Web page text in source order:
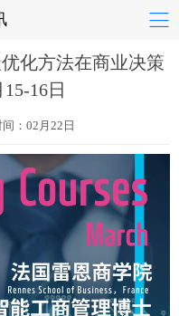
化方法在商业决策
16日
：02月22日